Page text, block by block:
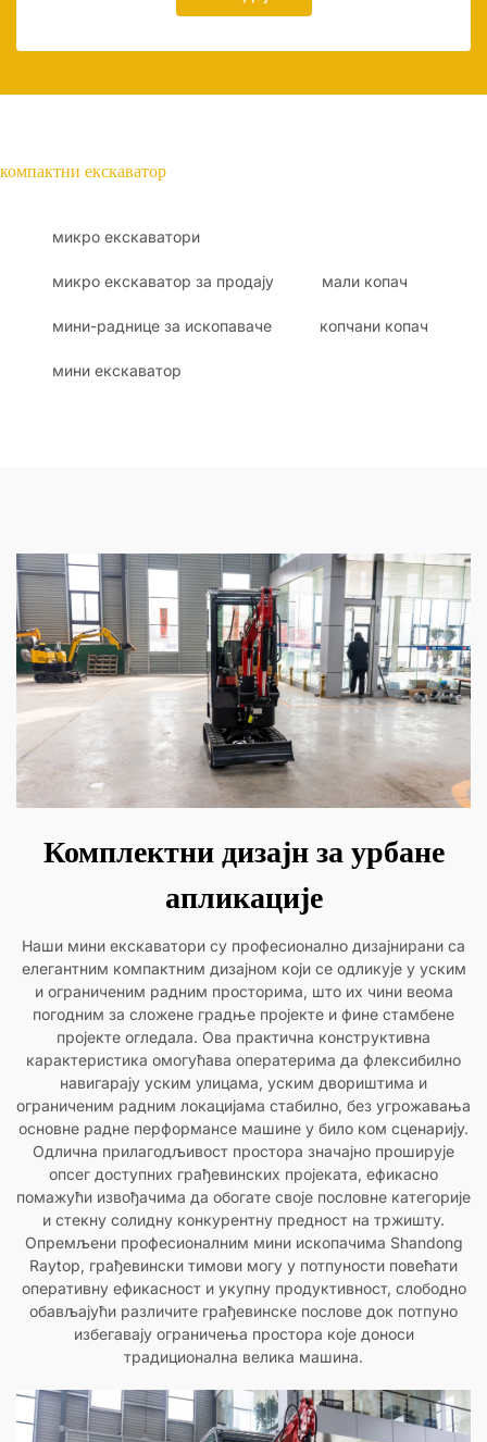
компактни екскаватор
микро екскаватори
микро екскаватор за продају мали копач
мини-раднице за ископаваче копчани копач
мини екскаватор
Комплектни дизајн за урбане
апликације
Наши мини екскаватори су професионално дизајнирани са
елегантним компактним дизајном који се одликује у уским
и ограниченим радним просторима, што их чини веома
погодним за сложене градње пројекте и фине стамбене
пројекте огледала. Ова практична конструктивна
карактеристика омогућава оператерима да флексибилно
навигарају уским улицама, уским двориштима и
ограниченим радним локацијама стабилно, без угрожавања
основне радне перформансе машине у било ком сценарију.
Одлична прилагодљивост простора значајно проширује
опсег доступних грађевинских пројеката, ефикасно
помажући извођачима да обогате своје пословне категорије
и стекну солидну конкурентну предност на тржишту.
Опремљени професионалним мини ископачима Shandong
Raytop, грађевински тимови могу у потпуности повећати
оперативну ефикасност и укупну продуктивност, слободно
обављајући различите грађевинске послове док потпуно
избегавају ограничења простора које доноси
традиционална велика машина.